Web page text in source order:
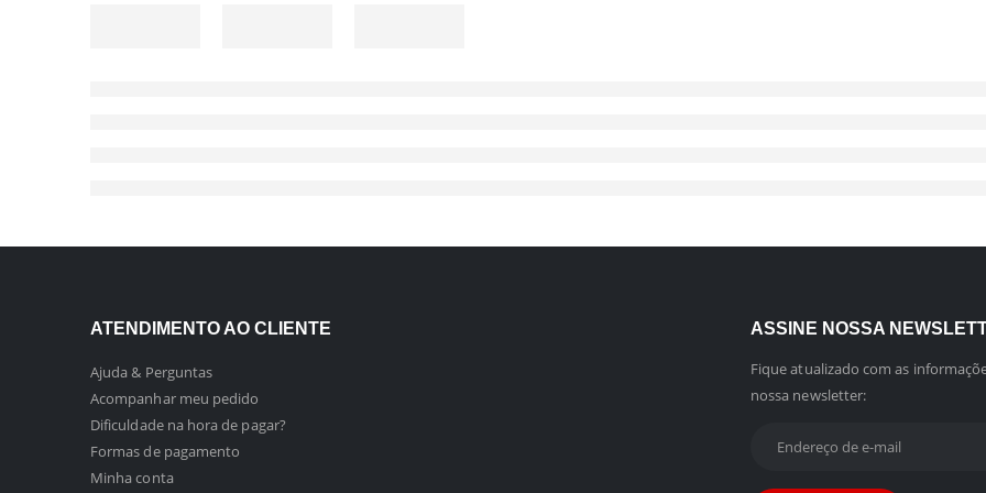
ATENDIMENTO AO CLIENTE
Ajuda & Perguntas
Acompanhar meu pedido
Dificuldade na hora de pagar?
Formas de pagamento
Minha conta
ASSINE NOSSA
Fique atualizado com as
nossa newsletter: